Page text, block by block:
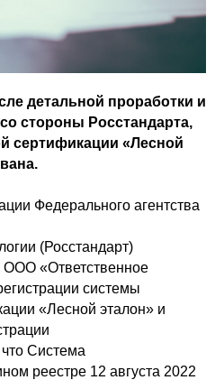
детальной проработки и
стороны Росстандарта,
сертификации «Лесной
Федерального агентства
(Росстандарт)
ООО «Ответственное
системы
«Лесной эталон» и
Система
реестре 12 августа 2022